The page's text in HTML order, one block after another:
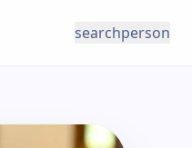
searchperson